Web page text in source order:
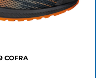
COFRA